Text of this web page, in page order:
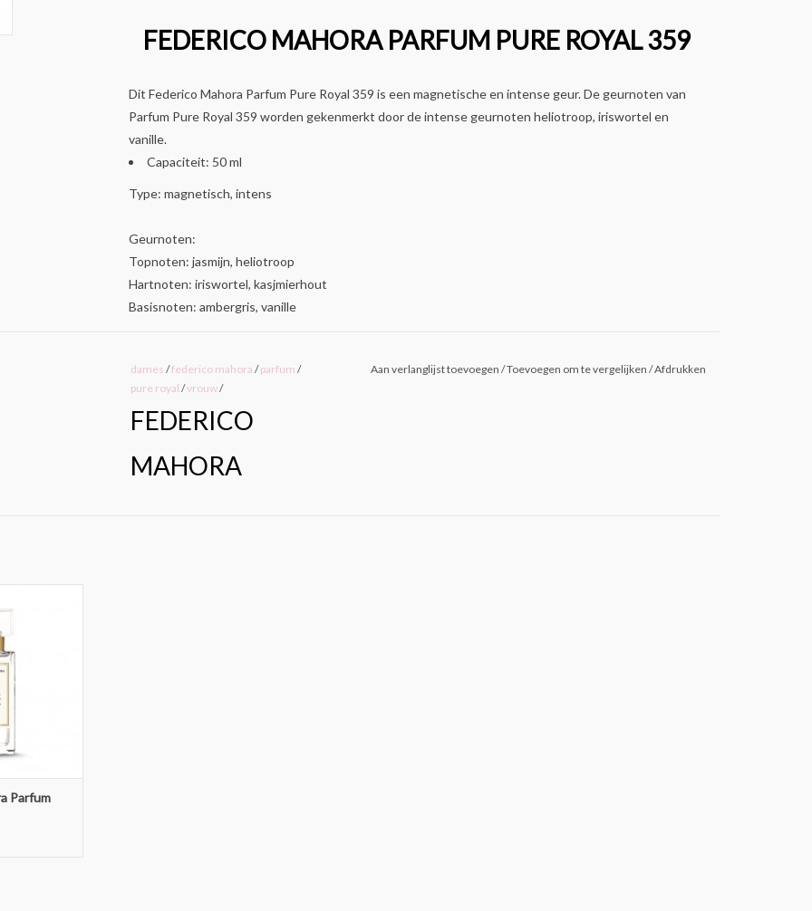
FEDERICO MAHORA PARFUM PURE ROYAL 359
Dit Federico Mahora Parfum Pure Royal 359 is een magnetische en intense geur. De geurnoten van
Parfum Pure Royal 359 worden gekenmerkt door de intense geurnoten heliotroop, iriswortel en
vanille.
Capaciteit: 50 ml
Type: magnetisch, intens
Geurnoten:
Topnoten: jasmijn, heliotroop
Hartnoten: iriswortel, kasjmierhout
Basisnoten: ambergris, vanille
dames /federico mahora /parfum /
pure royal /vrouw/
FEDERICO
MAHORA
Aan verlanglijst toevoegen /Toevoegen om te vergelijken /Afdrukken
Parfum